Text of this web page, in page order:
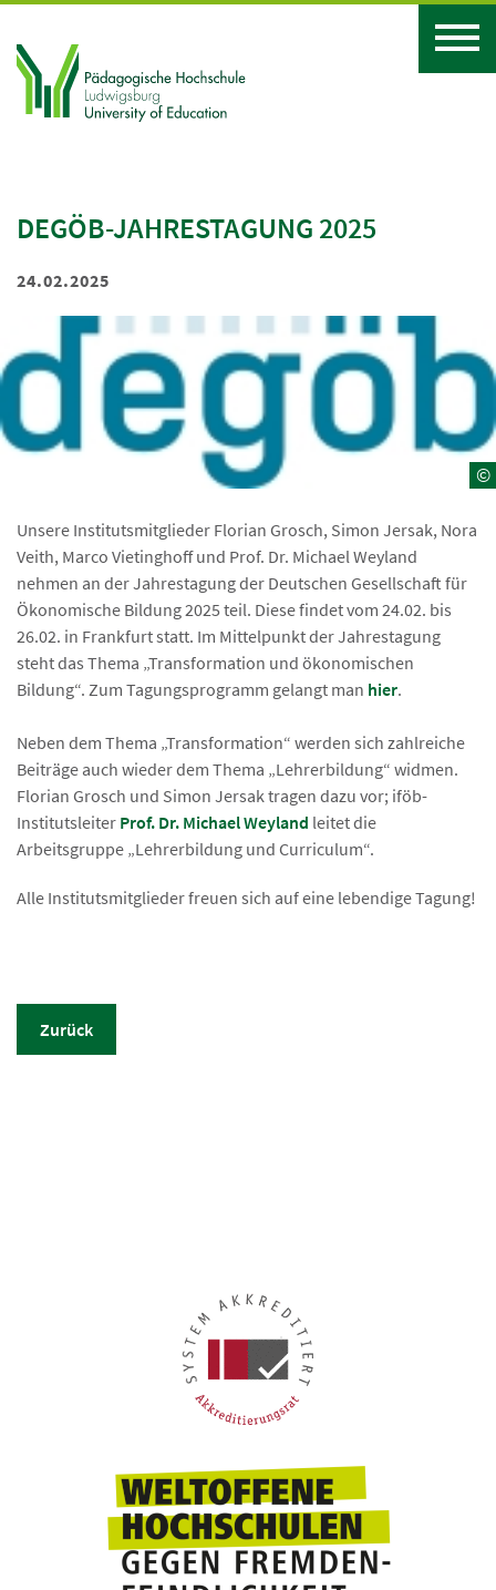
DEGÖB-JAHRESTAGUNG 2025
24.02.2025
©
Unsere Institutsmitglieder Florian Grosch, Simon Jersak, Nora
Veith, Marco Vietinghoff und Prof. Dr. Michael Weyland
nehmen an der Jahrestagung der Deutschen Gesellschaft für
Ökonomische Bildung 2025 teil. Diese findet vom 24.02. bis
26.02. in Frankfurt statt. Im Mittelpunkt der Jahrestagung
steht das Thema „Transformation und ökonomischen
Bildung“. Zum Tagungsprogramm gelangt man hier.
Neben dem Thema „Transformation“ werden sich zahlreiche
Beiträge auch wieder dem Thema „Lehrerbildung“ widmen.
Florian Grosch und Simon Jersak tragen dazu vor; iföb-
Institutsleiter Prof. Dr. Michael Weyland leitet die
Arbeitsgruppe „Lehrerbildung und Curriculum“.
Alle Institutsmitglieder freuen sich auf eine lebendige Tagung!
Zurück